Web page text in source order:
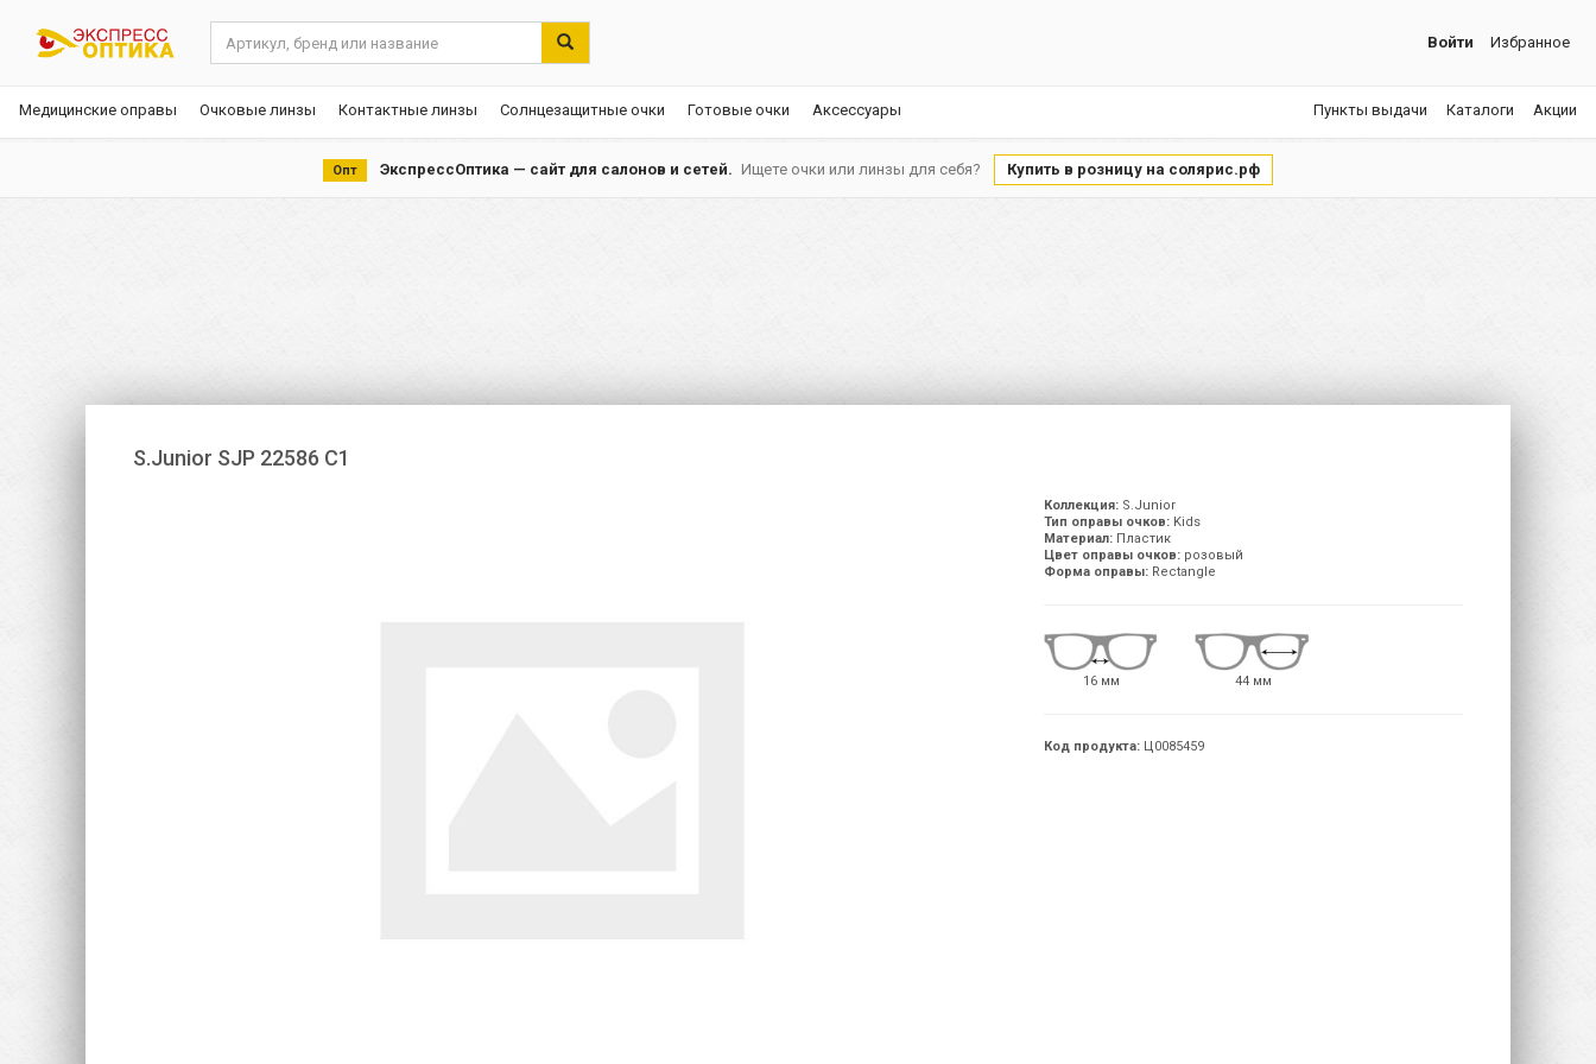
Войти Избранное
Медицинские оправы Очковые линзы Контактные линзы Солнцезащитные очки Готовые очки Аксессуары Пункты выдачи Каталоги Акции
Опт ЭкспрессОптика — сайт для салонов и сетей. Ищете очки или линзы для себя? Купить в розницу на солярис.рф
S.Junior SJP 22586 C1
Коллекция:S.Junior
Тип оправы очков:Kids
Материал:Пластик
Цвет оправы очков:розовый
Форма оправы:Rectangle
16 мм 44 мм
Код продукта:Ц0085459